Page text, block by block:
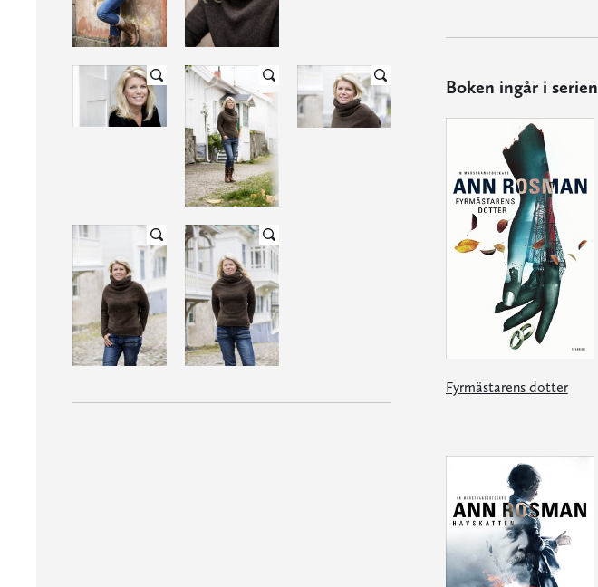
Boken ingår i serien
Fyrmästarens dotter